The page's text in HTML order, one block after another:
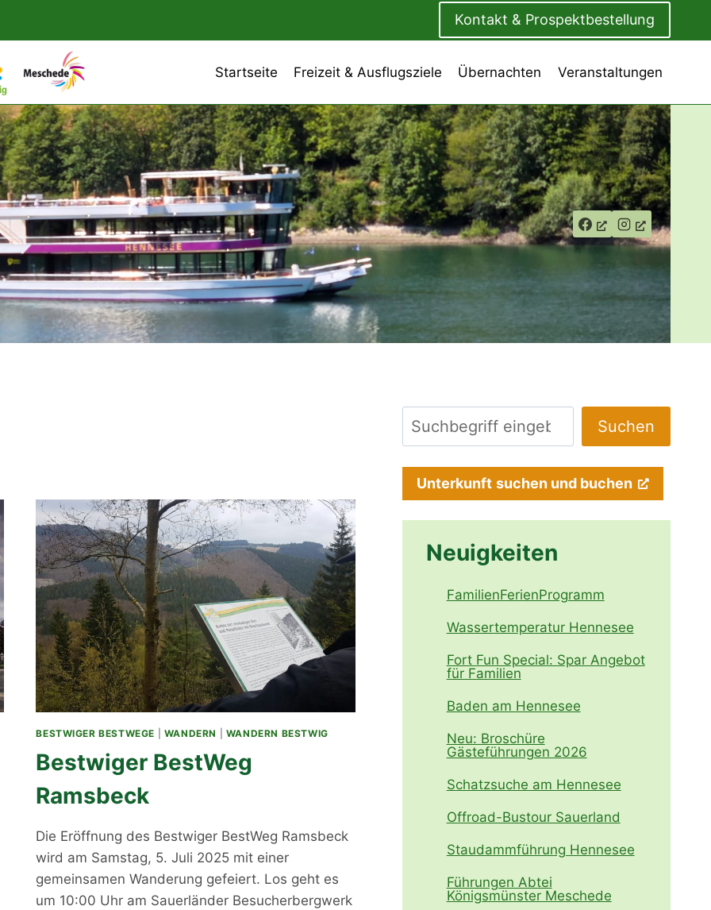
Kontakt & Prospektbestellung
Startseite Freizeit & Ausflugsziele Übernachten Veranstaltungen
BESTWIGER BESTWEGE WANDERN WANDERN BESTWIG
Bestwiger BestWeg
Ramsbeck
Die Eröffnung des Bestwiger BestWeg Ramsbeck
wird am Samstag, 5. Juli 2025 mit einer
gemeinsamen Wanderung gefeiert. Los geht es
um 10:00 Uhr am Sauerländer Besucherbergwerk
Suchen
Suchen
Unterkunft suchen und buchen
Neuigkeiten
FamilienFerienProgramm
Wassertemperatur Hennesee
Fort Fun Special: Spar Angebot
für Familien
Baden am Hennesee
Neu: Broschüre
Gästeführungen 2026
Schatzsuche am Hennesee
Offroad-Bustour Sauerland
Staudammführung Hennesee
Führungen Abtei
Königsmünster Meschede